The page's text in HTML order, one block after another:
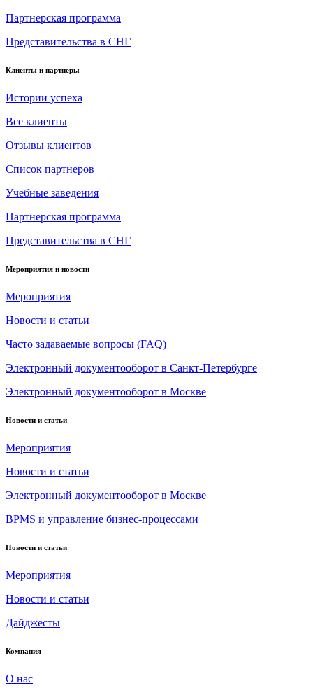
Партнерская программа
Представительства в СНГ
Клиенты и партнеры
Истории успеха
Все клиенты
Отзывы клиентов
Список партнеров
Учебные заведения
Партнерская программа
Представительства в СНГ
Мероприятия и новости
Мероприятия
Новости и статьи
Часто задаваемые вопросы (FAQ)
Электронный документооборот в Санкт-Петербурге
Электронный документооборот в Москве
Новости и статьи
Мероприятия
Новости и статьи
Электронный документооборот в Москве
BPMS и управление бизнес-процессами
Новости и статьи
Мероприятия
Новости и статьи
Дайджесты
Компания
О нас